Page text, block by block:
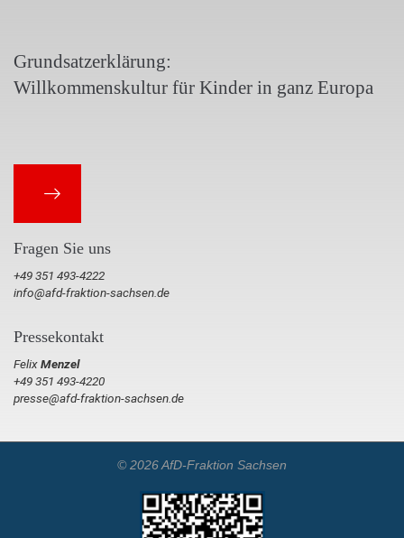
Grundsatzerklärung:
Willkommenskultur für Kinder in ganz Europa
Fragen Sie uns
+49 351 493-4222
info@afd-fraktion-sachsen.de
Pressekontakt
FelixMenzel
+49 351 493-4220
presse@afd-fraktion-sachsen.de
© 2026 AfD-Fraktion Sachsen